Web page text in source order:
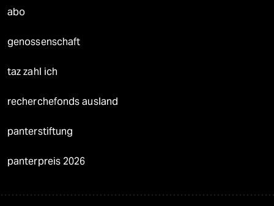
abo
genossenschaft
taz zahl ich
recherchefonds ausland
panterstiftung
panterpreis 2026